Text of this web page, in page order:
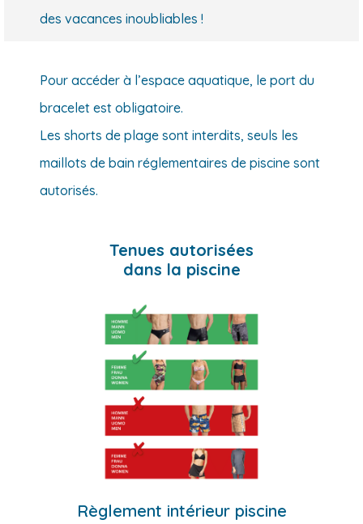
des vacances inoubliables !
Pour accéder à l’espace aquatique, le port du
bracelet est obligatoire.
Les shorts de plage sont interdits, seuls les
maillots de bain réglementaires de piscine sont
autorisés.
Tenues autorisées
dans la piscine
Règlement intérieur piscine